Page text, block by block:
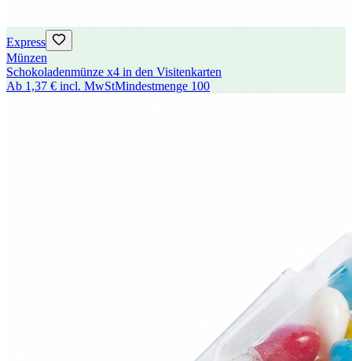
Express
Münzen
Schokoladenmünze x4 in den Visitenkarten
Ab 1,37 € incl. MwStMindestmenge 100